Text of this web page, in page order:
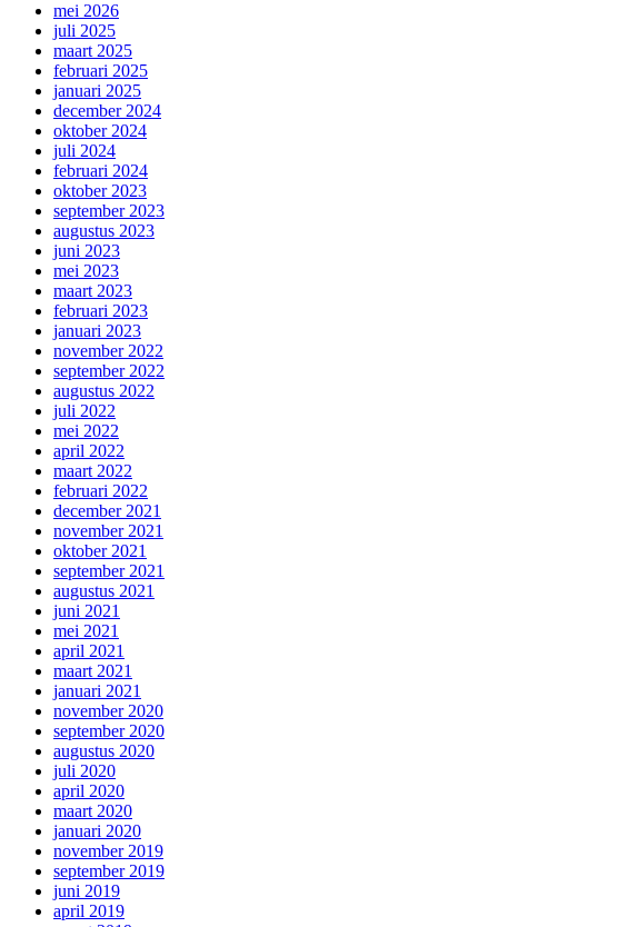
mei 2026
juli 2025
maart 2025
februari 2025
januari 2025
december 2024
oktober 2024
juli 2024
februari 2024
oktober 2023
september 2023
augustus 2023
juni 2023
mei 2023
maart 2023
februari 2023
januari 2023
november 2022
september 2022
augustus 2022
juli 2022
mei 2022
april 2022
maart 2022
februari 2022
december 2021
november 2021
oktober 2021
september 2021
augustus 2021
juni 2021
mei 2021
april 2021
maart 2021
januari 2021
november 2020
september 2020
augustus 2020
juli 2020
april 2020
maart 2020
januari 2020
november 2019
september 2019
juni 2019
april 2019